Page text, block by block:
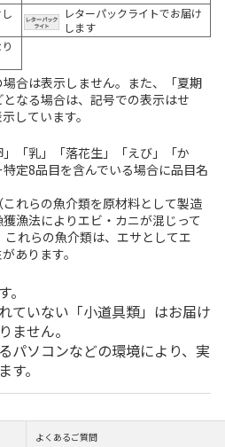
レターパックライトでお届け
します
合は表示しません。また、「夏期
なる場合は、記号での表示はせ
しています。
「乳」「落花生」「えび」「か
定8品目を含んでいる場合に品目名
れらの魚介類を原材料として製造
漁法によりエビ・カニが混じって
れらの魚介類は、エサとしてエ
あります。
ていない「小道具類」はお届け
ません。
パソコンなどの環境により、実
。
よくあるご質問